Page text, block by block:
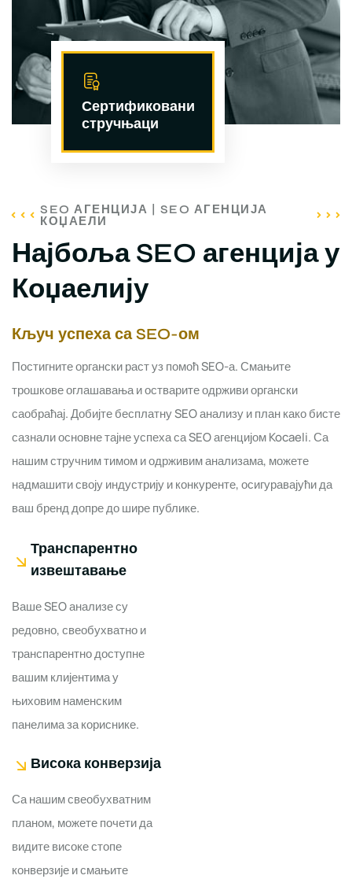
Сертификовани
стручњаци
SEO АГЕНЦИЈА | SEO АГЕНЦИЈА
КОЏАЕЛИ
Најбоља SEO агенција у
Коџаелију
Кључ успеха са SEO-ом
Постигните органски раст уз помоћ SEO-а. Смањите
трошкове оглашавања и остварите одрживи органски
саобраћај. Добијте бесплатну SEO анализу и план како бисте
сазнали основне тајне успеха са SEO агенцијом Kocaeli. Са
нашим стручним тимом и одрживим анализама, можете
надмашити своју индустрију и конкуренте, осигуравајући да
ваш бренд допре до шире публике.
Транспарентно
извештавање
Ваше SEO анализе су
редовно, свеобухватно и
транспарентно доступне
вашим клијентима у
њиховим наменским
панелима за кориснике.
Висока конверзија
Са нашим свеобухватним
планом, можете почети да
видите високе стопе
конверзије и смањите